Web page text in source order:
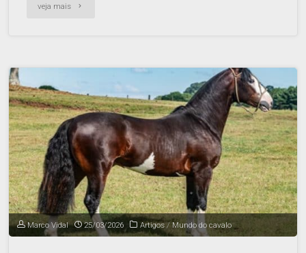
veja mais
Marco Vidal 25/03/2026 Artigos / Mundo do cavalo